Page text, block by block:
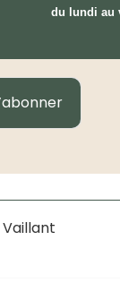
du lundi au